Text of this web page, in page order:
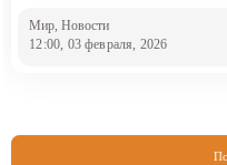
Мир , Новости
12:00, 03 февраля, 2026